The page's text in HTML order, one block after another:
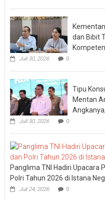
dan Bibit
Juli 30, 2026 0
Tipu
Mentan
Juli 30, 2026 0
Panglima TNI Hadiri Upacara
Polri Tahun 2026 di Istana
Juli 24, 2026 0